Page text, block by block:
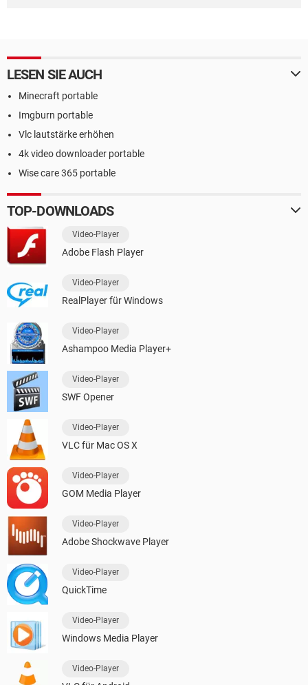
LESEN SIE AUCH
Minecraft portable
Imgburn portable
Vlc lautstärke erhöhen
4k video downloader portable
Wise care 365 portable
TOP-DOWNLOADS
Video-Player
Adobe Flash Player
Video-Player
RealPlayer für Windows
Video-Player
Ashampoo Media Player+
Video-Player
SWF Opener
Video-Player
VLC für Mac OS X
Video-Player
GOM Media Player
Video-Player
Adobe Shockwave Player
Video-Player
QuickTime
Video-Player
Windows Media Player
Video-Player